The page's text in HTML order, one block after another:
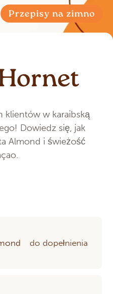
Przepisy na zimno
klientów w karaibską
Dowiedz się, jak
Almond i świeżość
do dopełnienia